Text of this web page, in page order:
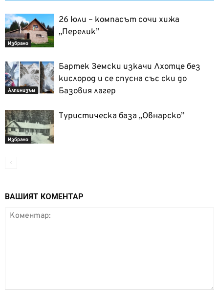
Избрано
26 юли – компасът сочи хижа
„Перелик”
Алпинизъм
Бартек Земски изкачи Лхотце без
кислород и се спусна със ски до
Базовия лагер
Избрано
Туристическа база „Овнарско”
ВАШИЯТ КОМЕНТАР